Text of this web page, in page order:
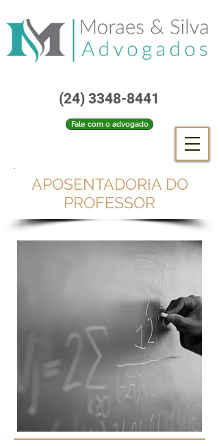
Fale com o advogado
(24) 3348-8441
APOSENTADORIA DO
PROFESSOR